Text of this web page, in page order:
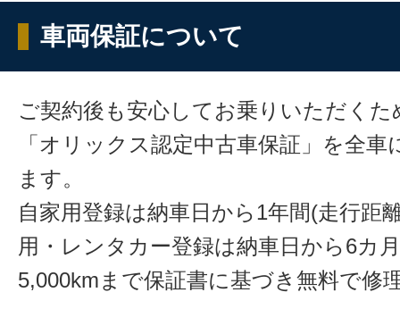
車両保証について
ご契約後も安心してお乗りいただくた
「オリックス認定中古車保証」を全
ます。
自家用登録は納車日から1年間(走行距
用・レンタカー登録は納車日から6カ
5,000kmまで保証書に基づき無料で修